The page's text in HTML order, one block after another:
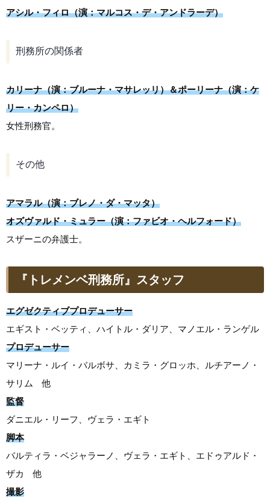
アシル・フィロ（演：マルコス・デ・アンドラーデ）
刑務所の関係者
カリーナ（演：ブルーナ・マサレッリ）＆ポーリーナ（演：ケ
リー・カンペロ）
女性刑務官。
その他
アマラル（演：ブレノ・ダ・マッタ）
オズヴァルド・ミュラー（演：ファビオ・ヘルフォード）
スザーニの弁護士。
『トレメンベ刑務所』スタッフ
エグゼクティブプロデューサー
エギスト・ベッティ、ハイトル・ダリア、マノエル・ランゲル
プロデューサー
マリーナ・ルイ・バルボサ、カミラ・グロッホ、ルチアーノ・
サリム 他
監督
ダニエル・リーフ、ヴェラ・エギト
脚本
バルティラ・ベジャラーノ、ヴェラ・エギト、エドゥアルド・
ザカ 他
撮影